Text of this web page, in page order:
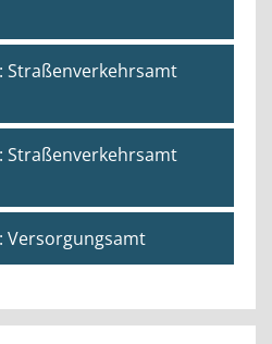
Straßenverkehrsamt
Straßenverkehrsamt
Versorgungsamt